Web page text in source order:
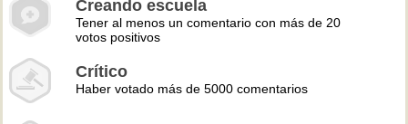
Creando escuela
Tener al menos un comentario con más de 20
votos positivos
Crítico
Haber votado más de 5000 comentarios